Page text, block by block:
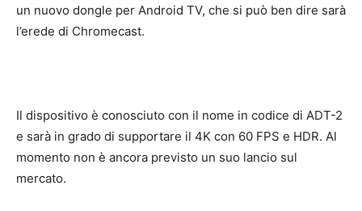
un nuovo dongle per Android TV, che si può ben dire sarà
l’erede di Chromecast.
Il dispositivo è conosciuto con il nome in codice di ADT-2
e sarà in grado di supportare il 4K con 60 FPS e HDR. Al
momento non è ancora previsto un suo lancio sul
mercato.